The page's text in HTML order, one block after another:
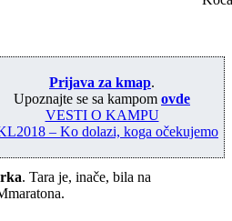
Prijava za kmap.
Upoznajte se sa kampom ovde
VESTI O KAMPU
– Ko dolazi, koga očekujemo
. Tara je, inače, bila na